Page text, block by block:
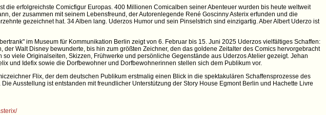
die erfolgreichste Comicfigur Europas. 400 Millionen Comicalben seiner Abenteuer wurden bis heute weltweit
der zusammen mit seinem Lebensfreund, der Autorenlegende René Goscinny Asterix erfunden und die
gezeichnet hat. 34 Alben lang. Uderzos Humor und sein Pinselstrich sind einzigartig. Aber Albert Uderzo ist
im Museum für Kommunikation Berlin zeigt von 6. Februar bis 15. Juni 2025 Uderzos vielfältiges Schaffen:
Walt Disney bewunderte, bis hin zum größten Zeichner, den das goldene Zeitalter des Comics hervorgebracht
viele Originalseiten, Skizzen, Frühwerke und persönliche Gegenstände aus Uderzos Atelier gezeigt. Jehan
und Idefix sowie die Dorfbewohner und Dorfbewohnerinnen stellen sich dem Publikum vor.
Flix, der dem deutschen Publikum erstmalig einen Blick in die spektakulären Schaffensprozesse des
Ausstellung ist entstanden mit freundlicher Unterstützung der Story House Egmont Berlin und Hachette Livre